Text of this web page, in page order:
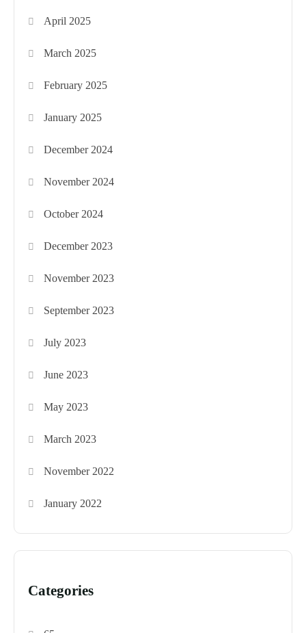
April 2025
March 2025
February 2025
January 2025
December 2024
November 2024
October 2024
December 2023
November 2023
September 2023
July 2023
June 2023
May 2023
March 2023
November 2022
January 2022
Categories